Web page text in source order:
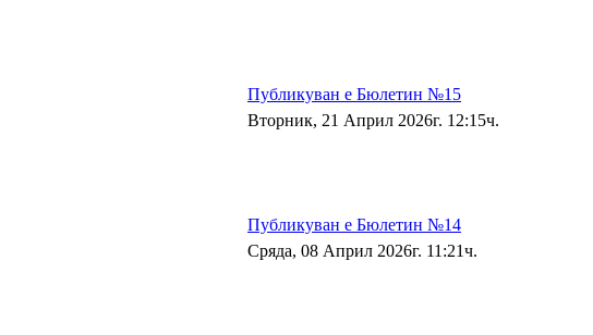
Публикуван е Бюлетин №15
Вторник, 21 Април 2026г. 12:15ч.
Публикуван е Бюлетин №14
Сряда, 08 Април 2026г. 11:21ч.